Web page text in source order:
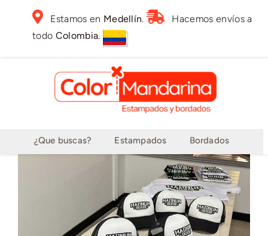
content
Estamos en Medellín.
Hacemos envíos a
todo Colombia.
¿Que buscas? Estampados Bordados